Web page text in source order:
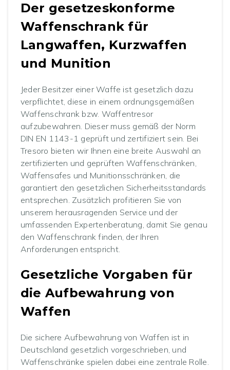
Der gesetzeskonforme
Waffenschrank für
Langwaffen, Kurzwaffen
und Munition
Jeder Besitzer einer Waffe ist gesetzlich dazu
verpflichtet, diese in einem ordnungsgemäßen
Waffenschrank bzw. Waffentresor
aufzubewahren. Dieser muss gemäß der Norm
DIN EN 1143-1 geprüft und zertifiziert sein. Bei
Tresoro bieten wir Ihnen eine breite Auswahl an
zertifizierten und geprüften Waffenschränken,
Waffensafes und Munitionsschränken, die
garantiert den gesetzlichen Sicherheitsstandards
entsprechen. Zusätzlich profitieren Sie von
unserem herausragenden Service und der
umfassenden Expertenberatung, damit Sie genau
den Waffenschrank finden, der Ihren
Anforderungen entspricht.
Gesetzliche Vorgaben für
die Aufbewahrung von
Waffen
Die sichere Aufbewahrung von Waffen ist in
Deutschland gesetzlich vorgeschrieben, und
Waffenschränke spielen dabei eine zentrale Rolle.